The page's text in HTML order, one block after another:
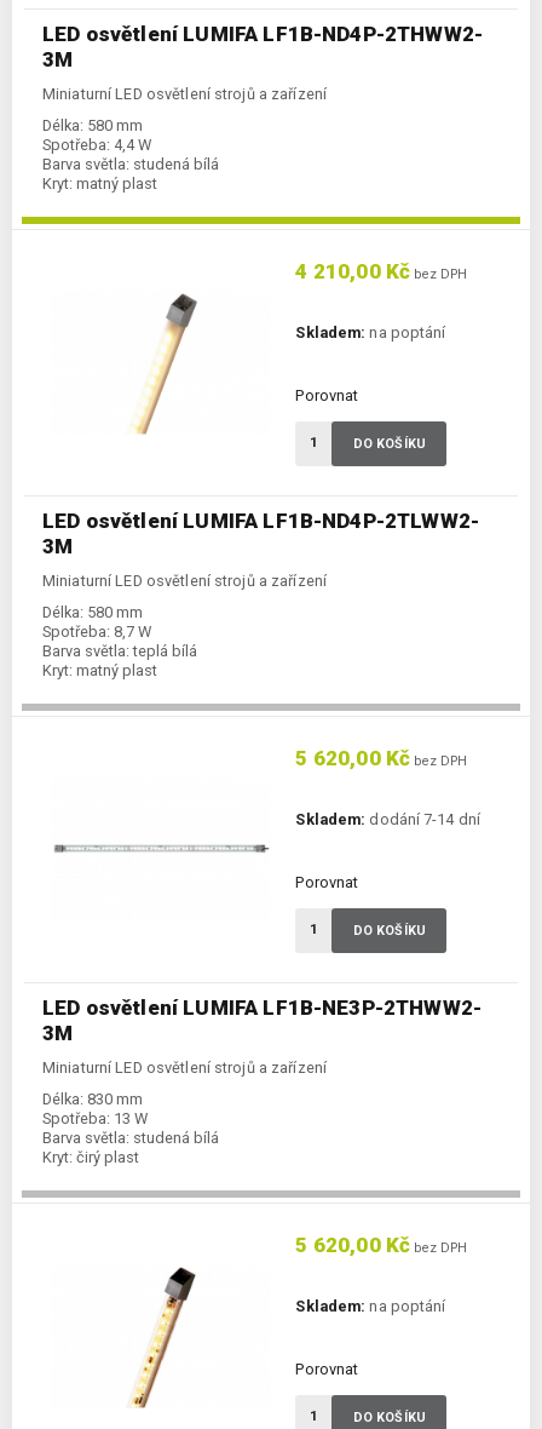
LED osvětlení LUMIFA LF1B-ND4P-2THWW2-
3M
Miniaturní LED osvětlení strojů a zařízení
Délka: 580 mm
Spotřeba: 4,4 W
Barva světla: studená bílá
Kryt: matný plast
LED osvětlení LUMIFA LF1B-ND4P-2TLWW2-
3M
Miniaturní LED osvětlení strojů a zařízení
Délka: 580 mm
Spotřeba: 8,7 W
Barva světla: teplá bílá
Kryt: matný plast
4 210,00 Kč bez DPH
Skladem: na poptání
Porovnat
DO KOŠÍKU
LED osvětlení LUMIFA LF1B-NE3P-2THWW2-
3M
Miniaturní LED osvětlení strojů a zařízení
Délka: 830 mm
Spotřeba: 13 W
Barva světla: studená bílá
Kryt: čirý plast
5 620,00 Kč bez DPH
Skladem: dodání 7-14 dní
Porovnat
DO KOŠÍKU
5 620,00 Kč bez DPH
Skladem: na poptání
Porovnat
DO KOŠÍKU